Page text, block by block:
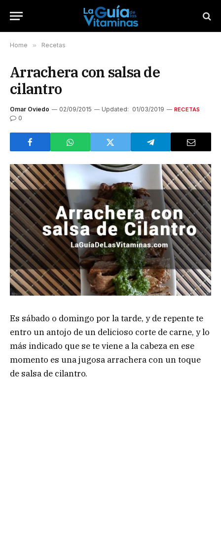
Home » Recetas
Arrachera con salsa de
cilantro
Omar Oviedo 02/09/2015 Updated: 01/03/2019 RECETAS
0
Es sábado o domingo por la tarde, y de repente te
entro un antojo de un delicioso corte de carne, y lo
más indicado que se te viene a la cabeza en ese
momento es una jugosa arrachera con un toque
de salsa de cilantro.